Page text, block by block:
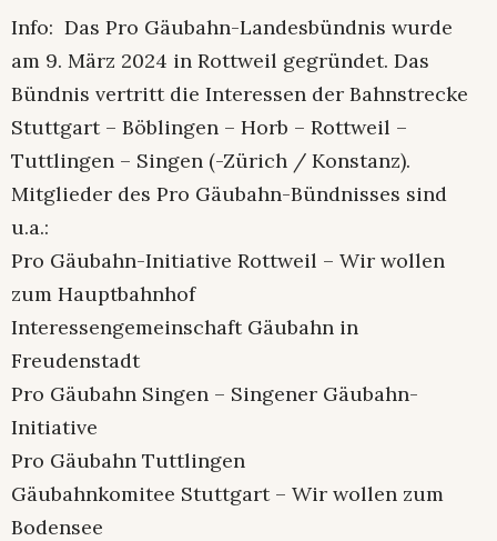
Info: Das Pro Gäubahn-Landesbündnis wurde
am 9. März 2024 in Rottweil gegründet. Das
Bündnis vertritt die Interessen der Bahnstrecke
Stuttgart – Böblingen – Horb – Rottweil –
Tuttlingen – Singen (-Zürich / Konstanz).
Mitglieder des Pro Gäubahn-Bündnisses sind
u.a.:
Pro Gäubahn-Initiative Rottweil – Wir wollen
zum Hauptbahnhof
Interessengemeinschaft Gäubahn in
Freudenstadt
Pro Gäubahn Singen – Singener Gäubahn-
Initiative
Pro Gäubahn Tuttlingen
Gäubahnkomitee Stuttgart – Wir wollen zum
Bodensee